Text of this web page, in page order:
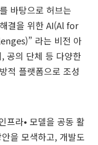
바탕으로 허브는
결을 위한 AI(Al for
라는 비전 아
공의 단체 등 다양한
적 플랫폼으로 조성
프라• 모델을 공동 활
을 모색하고, 개발도